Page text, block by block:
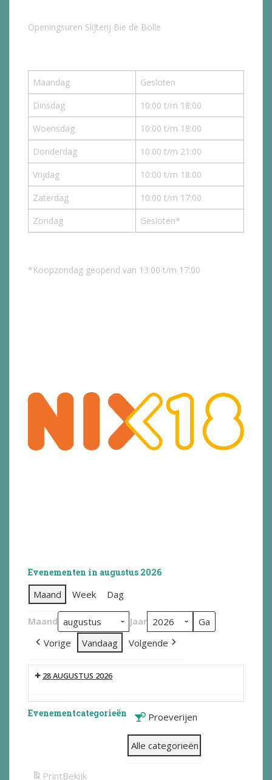
Openingsuren Slijterij Bie de Bolle
Maandag
Gesloten
Dinsdag
10:00 t/m 18:00
Woensdag
10:00 t/m 18:00
Donderdag
10:00 t/m 21:00
Vrijdag
10:00 t/m 18:00
Zaterdag
10:00 t/m 17:00
Zondag
Gesloten*
*Koopzondag geopend van 13:00 t/m 17:00
Evenementen in augustus 2026
Maand Week Dag
Maand Jaar
Vorige Vandaag Volgende
28 AUGUSTUS 2026
Evenementcategorieën Proeverijen
Alle categorieën
PrintBekijk